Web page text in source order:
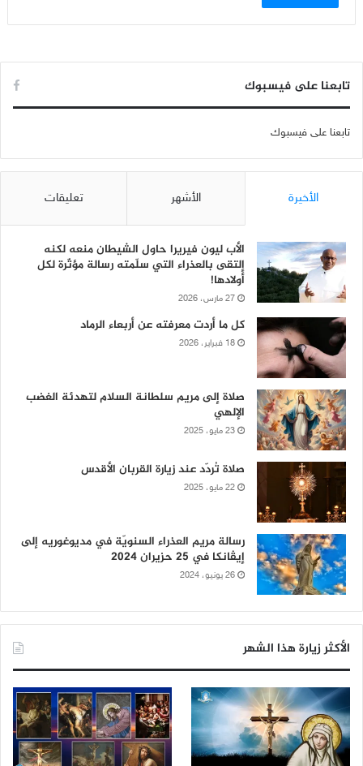
تابعنا على فيسبوك
تابعنا على فيسبوك
الأخيرة الأشهر تعليقات
الأب ليون فيريرا حاول الشيطان منعه لكنه
إلتقى بالعذراء التي سلّمته رسالة مؤثّرة لكل
أولادها!
27 مارس، 2026
كل ما أردت معرفته عن أربعاء الرماد
18 فبراير، 2026
صلاة إلى مريم سلطانة السلام لتهدئة الغضب
الإلهي
23 مايو، 2025
صلاة تُردّد عند زيارة القربان الأقدس
22 مايو، 2025
رسالة مريم العذراء السنويّة في مديوغوريه إلى
إيڤانكا في 25 حزيران 2024
26 يونيو، 2024
الأكثر زيارة هذا الشهر